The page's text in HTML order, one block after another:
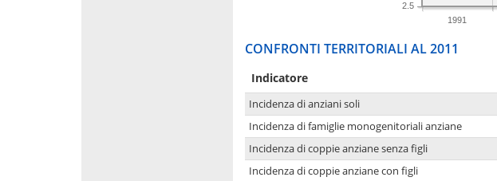
1991
2.5
CONFRONTI TERRITORIALI AL 2011
Indicatore
Incidenza di anziani soli
Incidenza di famiglie monogenitoriali anziane
Incidenza di coppie anziane senza figli
Incidenza di coppie anziane con figli